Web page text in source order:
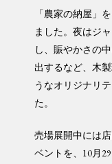
「農家の納屋」
ました。夜はジ
し、賑やかさの
出するなど、木
うなオリジナリ
た。
売場展開中には
ベントを、10月